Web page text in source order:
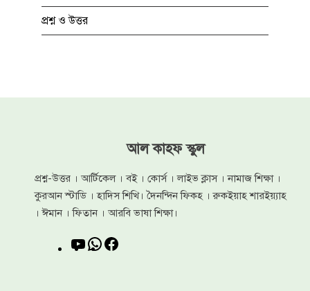
প্রশ্ন ও উত্তর
আল কাহফ স্কুল
প্রশ্ন-উত্তর । আর্টিকেল । বই । কোর্স । লাইভ ক্লাস । নামাজ শিক্ষা ।
কুরআন স্টাডি । হাদিস শিখি। দৈনন্দিন ফিকহ । রুকইয়াহ শারইয়্যাহ
। ঈমান । ফিতান । আরবি ভাষা শিক্ষা।
YouTube
WhatsApp